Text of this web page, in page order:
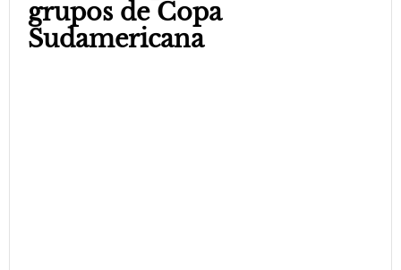
grupos de Copa
Sudamericana